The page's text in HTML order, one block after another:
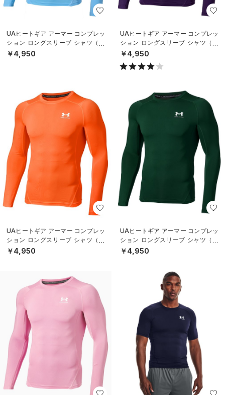
UAヒートギア アーマー コンプレッ
ション ロングスリーブ シャツ（ト
レーニング/MEN）
￥4,950
UAヒートギア アーマー コンプレッ
ション ロングスリーブ シャツ（ト
レーニング/MEN）
￥4,950
UAヒートギア アーマー コンプレッ
ション ロングスリーブ シャツ（ト
レーニング/MEN）
￥4,950
UAヒートギア アーマー コンプレッ
ション ロングスリーブ シャツ（ト
レーニング/MEN）
￥4,950